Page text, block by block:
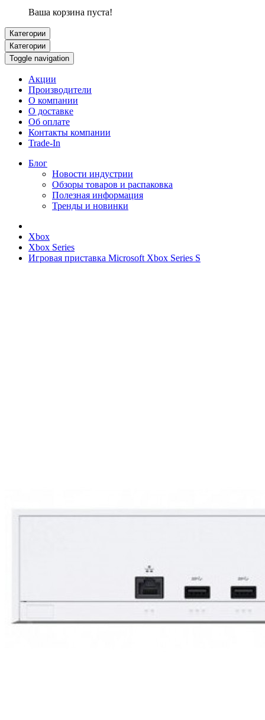
Ваша корзина пуста!
Категории
Категории
Toggle navigation
Акции
Производители
О компании
О доставке
Об оплате
Контакты компании
Trade-In
Блог
Новости индустрии
Обзоры товаров и распаковка
Полезная информация
Тренды и новинки
Xbox
Xbox Series
Игровая приставка Microsoft Xbox Series S